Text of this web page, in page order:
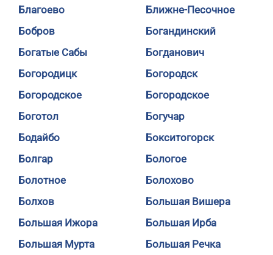
Благоево
Ближне-Песочное
Бобров
Богандинский
Богатые Сабы
Богданович
Богородицк
Богородск
Богородское
Богородское
Боготол
Богучар
Бодайбо
Бокситогорск
Болгар
Бологое
Болотное
Болохово
Болхов
Большая Вишера
Большая Ижора
Большая Ирба
Большая Мурта
Большая Речка